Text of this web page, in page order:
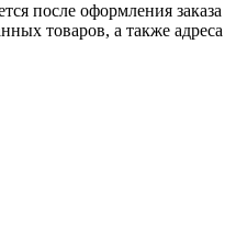
после оформления заказа
товаров, а также адреса